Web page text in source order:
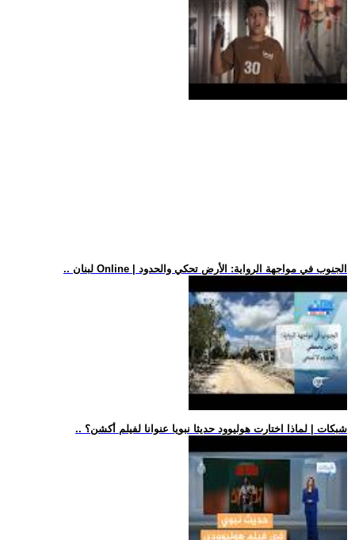
.. لبنان Online | الجنوب في مواجهة الرواية: الأرض تحكي والحدود
.. شبكات | لماذا اختارت هوليوود حديثا نبويا عنوانا لفيلم أكشن؟